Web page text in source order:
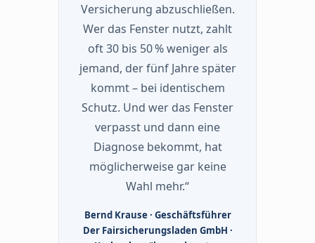
Versicherung abzuschließen.
Wer das Fenster nutzt, zahlt
oft 30 bis 50 % weniger als
jemand, der fünf Jahre später
kommt – bei identischem
Schutz. Und wer das Fenster
verpasst und dann eine
Diagnose bekommt, hat
möglicherweise gar keine
Wahl mehr.“
Bernd Krause · Geschäftsführer
Der Fairsicherungsladen GmbH ·